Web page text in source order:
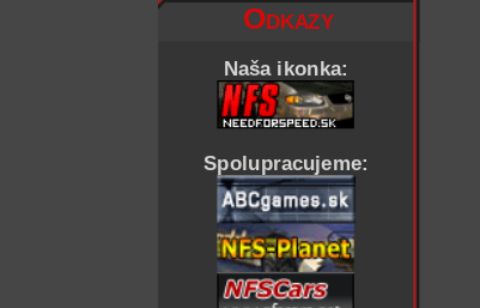
Odkazy
Naša ikonka:
Spolupracujeme: